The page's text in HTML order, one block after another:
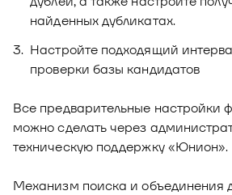
найденных дубликатах.
Настройте подходящий
проверки базы кандидатов
Все предварительные настройки
можно сделать через
техническую поддержку «Юнион».
Механизм поиска и объединения